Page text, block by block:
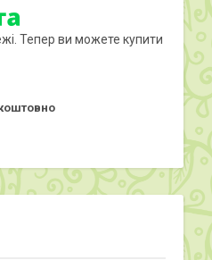
Тепер ви можете купити